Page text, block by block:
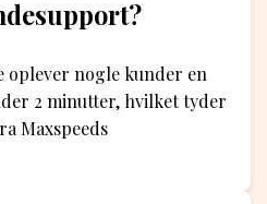
nogle kunder en
2 minutter, hvilket tyder
Maxspeeds